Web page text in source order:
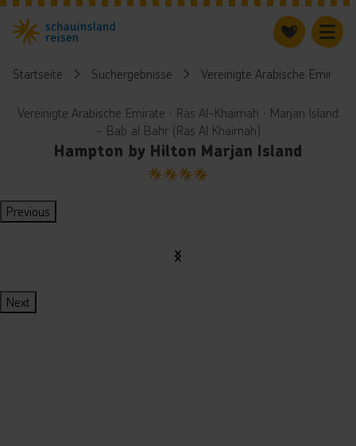
Startseite Suchergebnisse Vereinigte Arabische Emirate
Vereinigte Arabische Emirate ∙ Ras Al-Khaimah ∙ Marjan Island
- Bab al Bahr (Ras Al Khaimah)
Hampton by Hilton Marjan Island
4
Previous
Next